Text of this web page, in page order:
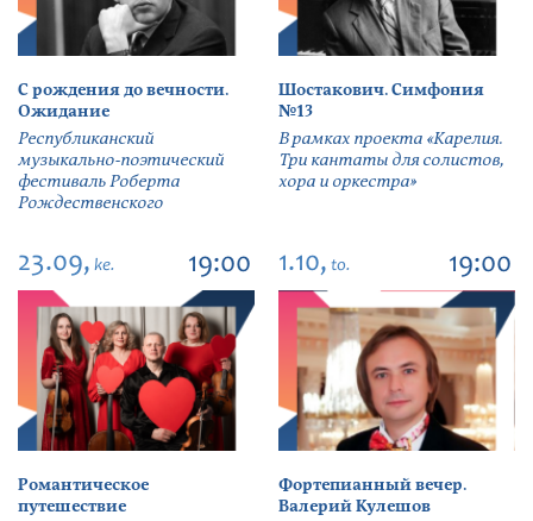
С рождения до вечности.
Ожидание
Республиканский
музыкально-поэтический
фестиваль Роберта
Рождественского
Шостакович. Симфония
№13
В рамках проекта «Карелия.
Три кантаты для солистов,
хора и оркестра»
23.09, ke. 19:00
Романтическое
путешествие
1.10, to. 19:00
Фортепианный вечер.
Валерий Кулешов